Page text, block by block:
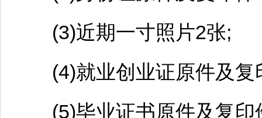
(3)近期一寸照片2张;
(4)就业创业证原件及复
(5)毕业证书原件及复印